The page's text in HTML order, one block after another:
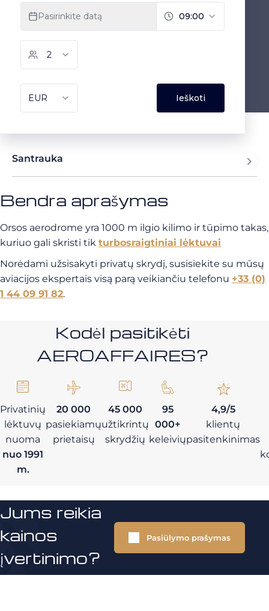
Santrauka
Bendra aprašymas
Orsos aerodrome yra 1000 m ilgio kilimo ir tūpimo takas,
kuriuo gali skristi tik turbosraigtiniai lėktuvai
Norėdami užsisakyti privatų skrydį, susisiekite su mūsų
aviacijos ekspertais visą parą veikiančiu telefonu +33 (0)
1 44 09 91 82.
Kodėl pasitikėti
AEROAFFAIRES?
Privatinių
lėktuvų
nuoma
nuo 1991
m.
20 000
pasiekiamų
prietaisų
45 000
užtikrintų
skrydžių
95
000+
keleivių
4,9/5
klientų
pasitenkinimas
Jums reikia
kainos
įvertinimo?
Pasiūlymo prašymas